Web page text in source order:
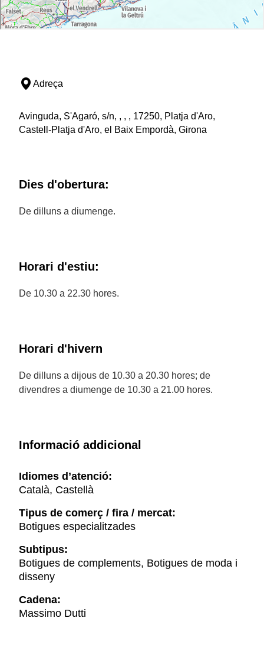
Adreça
Avinguda, S'Agaró, s/n, , , , 17250, Platja d'Aro,
Castell-Platja d'Aro, el Baix Empordà, Girona
Dies d'obertura:
De dilluns a diumenge.
Horari d'estiu:
De 10.30 a 22.30 hores.
Horari d'hivern
De dilluns a dijous de 10.30 a 20.30 hores; de
divendres a diumenge de 10.30 a 21.00 hores.
Informació addicional
Idiomes d’atenció:
Català, Castellà
Tipus de comerç / fira / mercat:
Botigues especialitzades
Subtipus:
Botigues de complements, Botigues de moda i
disseny
Cadena:
Massimo Dutti